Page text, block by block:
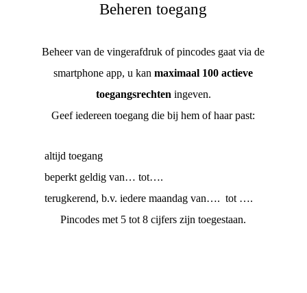
Beheren toegang
Beheer van de vingerafdruk of pincodes gaat via de
smartphone app, u kanmaximaal 100 actieve
toegangsrechten ingeven.
Geef iedereen toegang die bij hem of haar past:
altijd toegang
beperkt geldig van… tot….
terugkerend, b.v. iedere maandag van…. tot ….
Pincodes met 5 tot 8 cijfers zijn toegestaan.